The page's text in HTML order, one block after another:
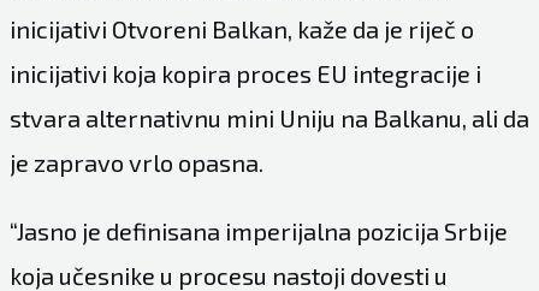
inicijativi Otvoreni Balkan, kaže da je riječ o
inicijativi koja kopira proces EU integracije i
stvara alternativnu mini Uniju na Balkanu, ali da
je zapravo vrlo opasna.
“Jasno je definisana imperijalna pozicija Srbije
koja učesnike u procesu nastoji dovesti u